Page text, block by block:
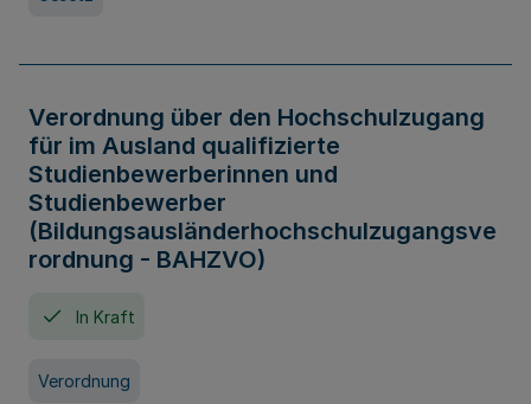
Verordnung über den Hochschulzugang
für im Ausland qualifizierte
Studienbewerberinnen und
Studienbewerber
(Bildungsausländerhochschulzugangsve
rordnung - BAHZVO)
In Kraft
Verordnung